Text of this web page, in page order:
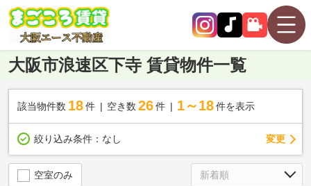
大阪市浪速区下寺 賃貸物件一覧
該当物件数 18件 空き数 26 件 1～18 件を表示
絞り込み条件： なし 変更
空室のみ